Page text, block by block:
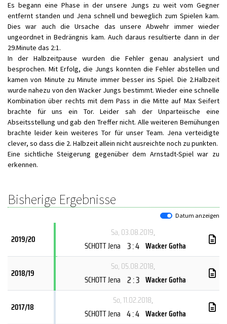
Es begann eine Phase in der unsere Jungs zu weit vom Gegner
entfernt standen und Jena schnell und beweglich zum Spielen kam.
Dies war auch die Ursache das unsere Abwehr immer wieder
ungeordnet in Bedrängnis kam. Auch daraus resultierte dann in der
29.Minute das 2:1.
In der Halbzeitpause wurden die Fehler genau analysiert und
besprochen. Mit Erfolg, die Jungs konnten die Fehler abstellen und
kamen von Minute zu Minute immer besser ins Spiel. Die 2.Halbzeit
wurde nahezu von den Wacker Jungs bestimmt. Wieder eine schnelle
Kombination über rechts mit dem Pass in die Mitte auf Max Seifert
brachte für uns ein Tor. Leider sah der Unparteiische eine
Abseitsstellung und gab den Treffer nicht. Alle weiteren Bemühungen
brachte leider kein weiteres Tor für unser Team. Jena verteidigte
clever, so dass die 2. Halbzeit allein nicht ausreichte noch zu punkten.
Eine sichtliche Steigerung gegenüber dem Arnstadt-Spiel war zu
erkennen.
Bisherige Ergebnisse
Datum anzeigen
2019/20
Sa, 03.08.2019,
SCHOTT Jena 3 : 4 Wacker Gotha
2018/19
So, 05.08.2018,
SCHOTT Jena 2 : 3 Wacker Gotha
2017/18
So, 11.02.2018,
SCHOTT Jena 4 : 4 Wacker Gotha